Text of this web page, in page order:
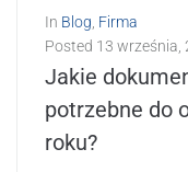
In Blog, Firma
Posted 13 września,
Jakie
potrzebne do
roku?